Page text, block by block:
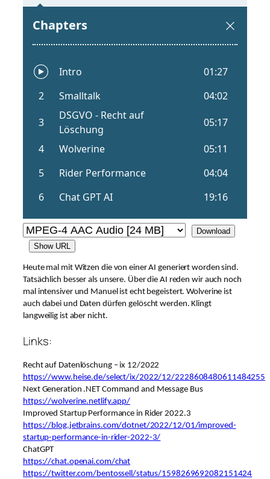
Download
Show URL
Heute mal mit Witzen die von einer AI generiert worden sind.
Tatsächlich besser als unsere. Über die AI reden wir auch noch
mal intensiver und Manuel ist echt begeistert. Wolverine ist
auch dabei und Daten dürfen gelöscht werden. Klingt
langweilig ist aber nicht.
Links:
Recht auf Datenlöschung – ix 12/2022
https://www.heise.de/select/ix/2022/12/2228608480611484255
Next Generation .NET Command and Message Bus
https://wolverine.netlify.app/
Improved Startup Performance in Rider 2022.3
https://blog.jetbrains.com/dotnet/2022/12/01/improved-
startup-performance-in-rider-2022-3/
ChatGPT
https://chat.openai.com/chat
https://twitter.com/bentossell/status/1598269692082151424